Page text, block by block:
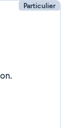
Particulier